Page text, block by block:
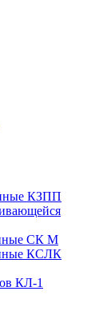
КЗПП
СК М
КСЛК
КЛ-1